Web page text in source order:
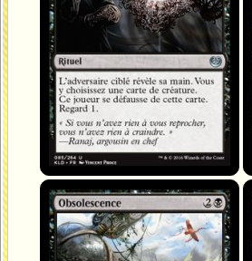
Obsolescence